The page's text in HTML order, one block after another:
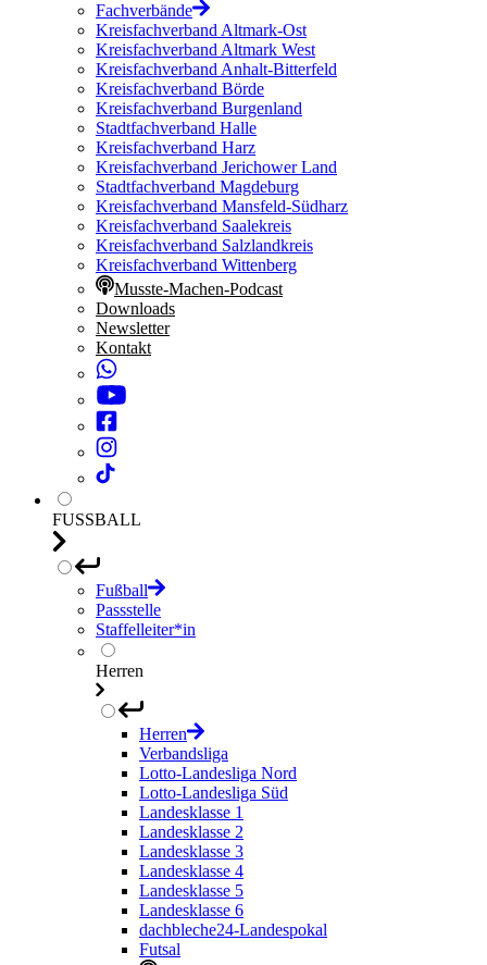
Fachverbände
Kreisfachverband Altmark-Ost
Kreisfachverband Altmark West
Kreisfachverband Anhalt-Bitterfeld
Kreisfachverband Börde
Kreisfachverband Burgenland
Stadtfachverband Halle
Kreisfachverband Harz
Kreisfachverband Jerichower Land
Stadtfachverband Magdeburg
Kreisfachverband Mansfeld-Südharz
Kreisfachverband Saalekreis
Kreisfachverband Salzlandkreis
Kreisfachverband Wittenberg
Musste-Machen-Podcast
Downloads
Newsletter
Kontakt
FUSSBALL
Fußball
Passstelle
Staffelleiter*in
Herren
Herren
Verbandsliga
Lotto-Landesliga Nord
Lotto-Landesliga Süd
Landesklasse 1
Landesklasse 2
Landesklasse 3
Landesklasse 4
Landesklasse 5
Landesklasse 6
dachbleche24-Landespokal
Futsal